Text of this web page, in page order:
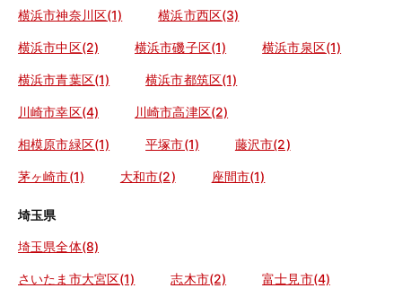
横浜市神奈川区(1) 横浜市西区(3)
横浜市中区(2) 横浜市磯子区(1) 横浜市泉区(1)
横浜市青葉区(1) 横浜市都筑区(1)
川崎市幸区(4) 川崎市高津区(2)
相模原市緑区(1) 平塚市(1) 藤沢市(2)
茅ヶ崎市(1) 大和市(2) 座間市(1)
埼玉県
埼玉県全体(8)
さいたま市大宮区(1) 志木市(2) 富士見市(4)